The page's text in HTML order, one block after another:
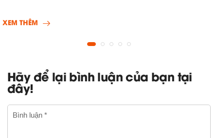
XEM THÊM
Hãy để lại bình luận của bạn tại
đây!